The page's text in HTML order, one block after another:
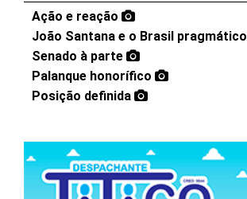
Ação e reação
João Santana e o Brasil pragmático
Senado à parte
Palanque honorífico
Posição definida